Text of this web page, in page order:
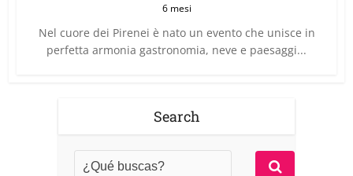
6 mesi
Nel cuore dei Pirenei è nato un evento che unisce in
perfetta armonia gastronomia, neve e paesaggi...
Search